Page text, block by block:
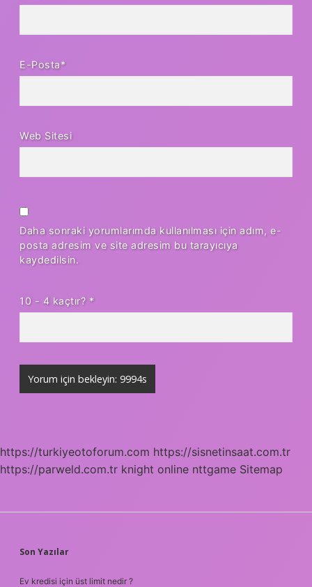
E-Posta*
Web Sitesi
Daha sonraki yorumlarımda kullanılması için adım, e-
posta adresim ve site adresim bu tarayıcıya
kaydedilsin.
10 - 4 kaçtır? *
https://turkiyeotoforum.com https://sisnetinsaat.com.tr
https://parweld.com.tr knight online nttgame Sitemap
SIDEBAR
Son Yazılar
Ev kredisi için üst limit nedir ?